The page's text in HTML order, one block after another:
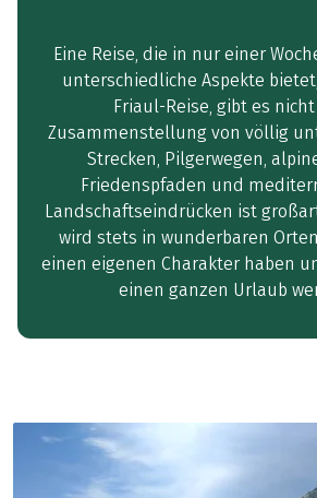
Eine Reise, die in nur einer
unterschiedliche Aspekte
Friaul-Reise, gibt es
Zusammenstellung von völlig
Strecken, Pilgerwegen,
Friedenspfaden und
Landschaftseindrücken ist
wird stets in wunderbaren
einen eigenen Charakter haben
einen ganzen Urlaub